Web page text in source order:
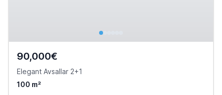
90,000€
Elegant Avsallar 2+1
100 m²